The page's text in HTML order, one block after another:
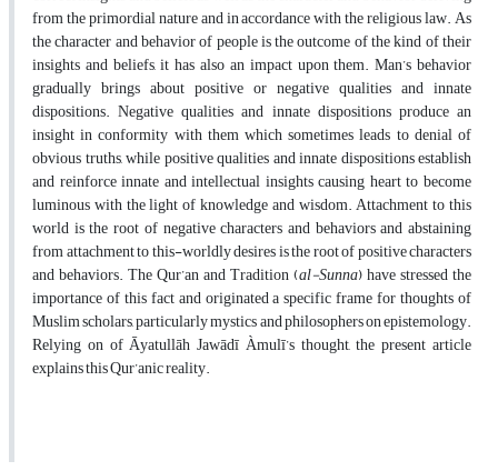
from the primordial nature and in accordance with the religious law. As
the character and behavior of people is the outcome of the kind of their
insights and beliefs, it has also an impact upon them. Man’s behavior
gradually brings about positive or negative qualities and innate
dispositions. Negative qualities and innate dispositions produce an
insight in conformity with them which sometimes leads to denial of
obvious truths, while positive qualities and innate dispositions establish
and reinforce innate and intellectual insights causing heart to become
luminous with the light of knowledge and wisdom. Attachment to this
world is the root of negative characters and behaviors and abstaining
from attachment to this-worldly desires is the root of positive characters
and behaviors. The Qur’an and Tradition (al-Sunna) have stressed the
importance of this fact and originated a specific frame for thoughts of
Muslim scholars, particularly mystics and philosophers on epistemology.
Relying on of Āyatullāh Jawādī Àmulī’s thought, the present article
explains this Qur’anic reality.